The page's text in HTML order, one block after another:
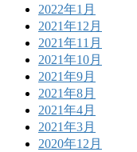
2022年1月
2021年12月
2021年11月
2021年10月
2021年9月
2021年8月
2021年4月
2021年3月
2020年12月